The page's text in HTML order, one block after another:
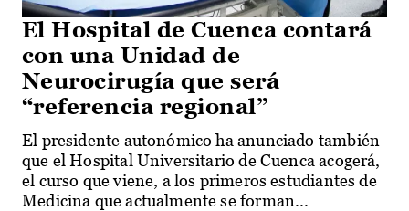
El Hospital de Cuenca contará
con una Unidad de
Neurocirugía que será
“referencia regional”
El presidente autonómico ha anunciado también
que el Hospital Universitario de Cuenca acogerá,
el curso que viene, a los primeros estudiantes de
Medicina que actualmente se forman...